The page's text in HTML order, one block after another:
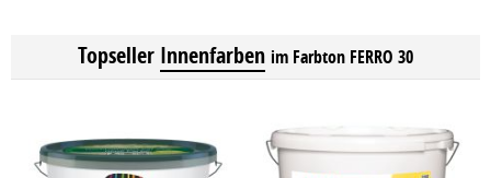
Topseller Innenfarben im Farbton FERRO 30